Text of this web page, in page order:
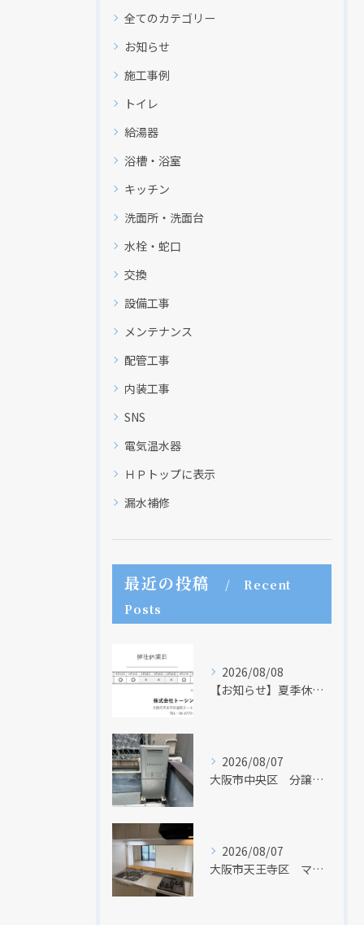
全てのカテゴリー
お知らせ
施工事例
トイレ
給湯器
浴槽・浴室
キッチン
洗面所・洗面台
水栓・蛇口
交換
設備工事
メンテナンス
配管工事
内装工事
SNS
電気温水器
ＨＰトップに表示
漏水補修
最近の投稿
Recent
Posts
2026/08/08
【お知らせ】夏季休業日のお知らせ【２０２６年】
2026/08/07
大阪市中央区 分譲マンションの給湯器取替リフォーム工事 UV除菌機能搭載給湯器
2026/08/07
大阪市天王寺区 マンションのキッチン取替及び内装リフォーム工事 クリナップ